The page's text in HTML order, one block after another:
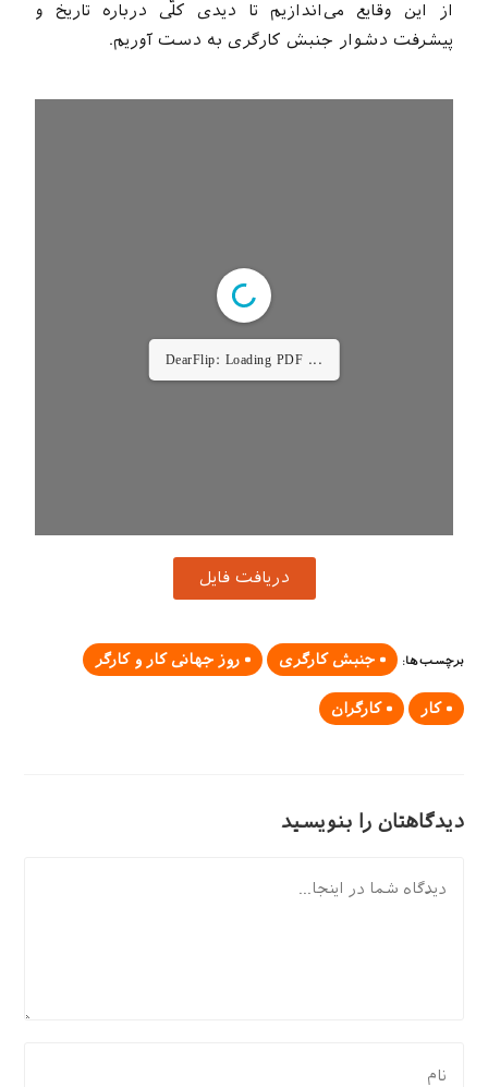
از این وقایع می‌اندازیم تا دیدی کلّی درباره تاریخ و
پیشرفت دشوار جنبش کارگری به دست آوریم.
DearFlip: Loading PDF 11%
...
دریافت فایل
برچسب‌ها: جنبش کارگری روز جهانی کار و کارگر
کار کارگران
دیدگاهتان را بنویسید